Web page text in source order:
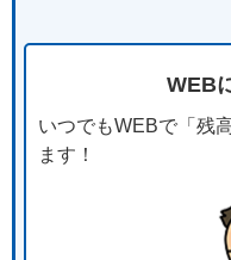
WEB
いつでもWEBで「残
ます！